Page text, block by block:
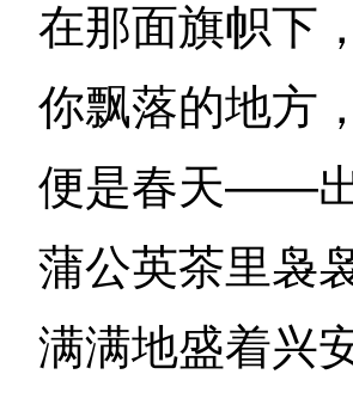
在那面旗帜下，
你飘落的地方，
便是春天——
蒲公英茶里袅
满满地盛着兴